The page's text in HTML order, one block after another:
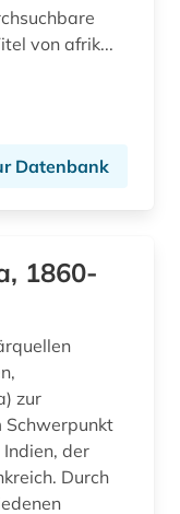
empirische kulturwissenschaft (3)
von afrik...
Datenbank
1860-
zur
Schwerpunkt
der
Durch